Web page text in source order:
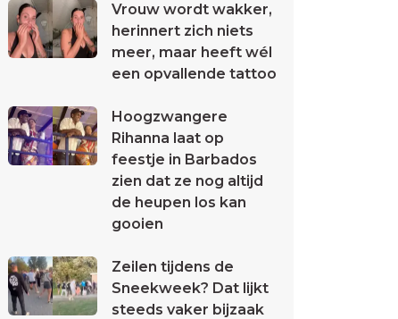
Vrouw wordt wakker,
herinnert zich niets
meer, maar heeft wél
een opvallende tattoo
Hoogzwangere
Rihanna laat op
feestje in Barbados
zien dat ze nog altijd
de heupen los kan
gooien
Zeilen tijdens de
Sneekweek? Dat lijkt
steeds vaker bijzaak